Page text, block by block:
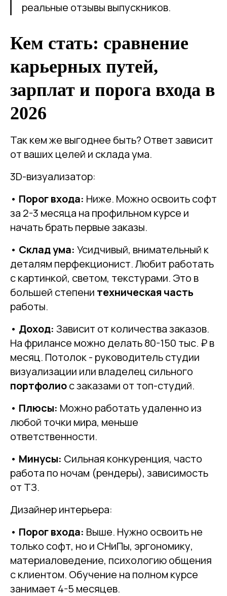
реальные отзывы выпускников.
Кем стать: сравнение
карьерных путей,
зарплат и порога входа в
2026
Так кем же выгоднее быть? Ответ зависит
от ваших целей и склада ума.
3D-визуализатор:
• Порог входа: Ниже. Можно освоить софт
за 2-3 месяца на профильном курсе и
начать брать первые заказы.
• Склад ума: Усидчивый, внимательный к
деталям перфекционист. Любит работать
с картинкой, светом, текстурами. Это в
большей степени техническая часть
работы.
• Доход: Зависит от количества заказов.
На фрилансе можно делать 80-150 тыс. ₽ в
месяц. Потолок - руководитель студии
визуализации или владелец сильного
портфолиос заказами от топ-студий.
• Плюсы: Можно работать удаленно из
любой точки мира, меньше
ответственности.
• Минусы: Сильная конкуренция, часто
работа по ночам (рендеры), зависимость
от ТЗ.
Дизайнер интерьера:
• Порог входа: Выше. Нужно освоить не
только софт, но и СНиПы, эргономику,
материаловедение, психологию общения
с клиентом. Обучение на полном курсе
занимает 4-5 месяцев.